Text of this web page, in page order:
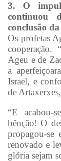
3. O
continuou
conclusão
Os profetas
cooperação.
Ageu e de
a
Israel, e
de
“E acabou-
bênção! O
propagou-se
renovado e
glória sejam